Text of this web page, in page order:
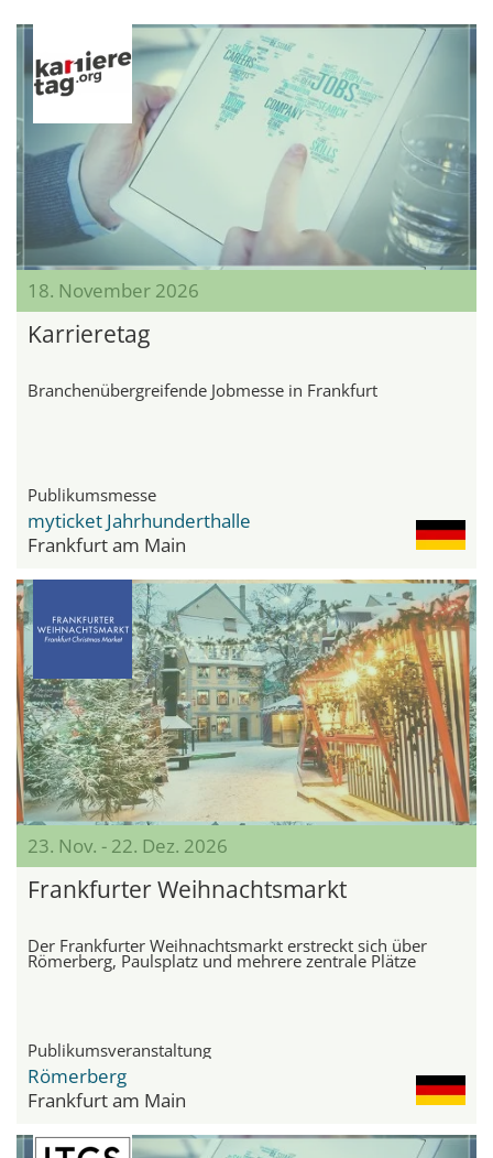
18. November 2026
Karrieretag
Branchenübergreifende Jobmesse in Frankfurt
Publikumsmesse
myticket Jahrhunderthalle
Frankfurt am Main
23. Nov. - 22. Dez. 2026
Frankfurter Weihnachtsmarkt
Der Frankfurter Weihnachtsmarkt erstreckt sich über
Römerberg, Paulsplatz und mehrere zentrale Plätze
Publikumsveranstaltung
Römerberg
Frankfurt am Main